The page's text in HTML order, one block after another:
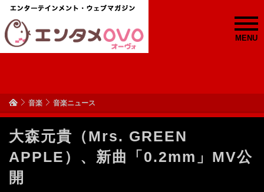
MENU
音楽 音楽ニュース
大森元貴（Mrs. GREEN
APPLE）、新曲「0.2mm」MV公
開